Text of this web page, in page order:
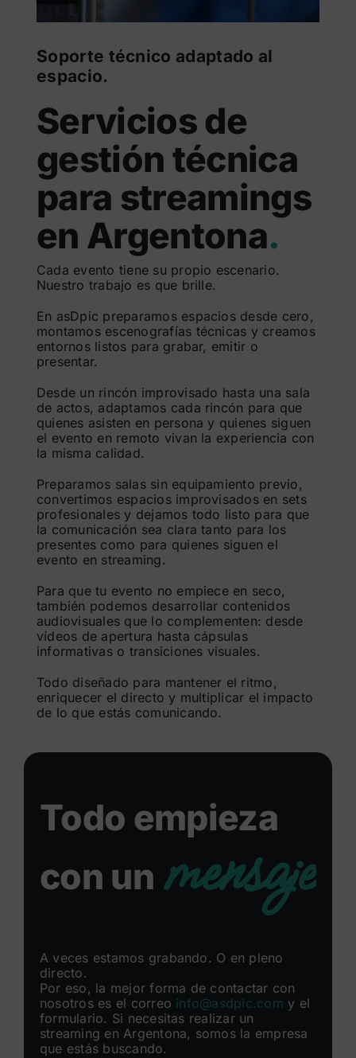
Soporte técnico adaptado al
espacio.
Servicios de
gestión técnica
para streamings
en Argentona.
Cada evento tiene su propio escenario.
Nuestro trabajo es que brille.
En asDpic preparamos espacios desde cero,
montamos escenografías técnicas y creamos
entornos listos para grabar, emitir o
presentar.
Desde un rincón improvisado hasta una sala
de actos, adaptamos cada rincón para que
quienes asisten en persona y quienes siguen
el evento en remoto vivan la experiencia con
la misma calidad.
Preparamos salas sin equipamiento previo,
convertimos espacios improvisados en sets
profesionales y dejamos todo listo para que
la comunicación sea clara tanto para los
presentes como para quienes siguen el
evento en streaming.
Para que tu evento no empiece en seco,
también podemos desarrollar contenidos
audiovisuales que lo complementen: desde
vídeos de apertura hasta cápsulas
informativas o transiciones visuales.
Todo diseñado para mantener el ritmo,
enriquecer el directo y multiplicar el impacto
de lo que estás comunicando.
Todo empieza
con un mensaje
A veces estamos grabando. O en pleno
directo.
Por eso, la mejor forma de contactar con
nosotros es el correo info@asdpic.com y el
formulario. Si necesitas realizar un
streaming en Argentona, somos la empresa
que estás buscando.